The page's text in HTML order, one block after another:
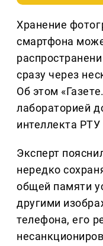
Хранение
смартфона
сразу через
Об этом
лабораторией
интеллекта
Эксперт
нередко
общей памяти
другими
телефона, его